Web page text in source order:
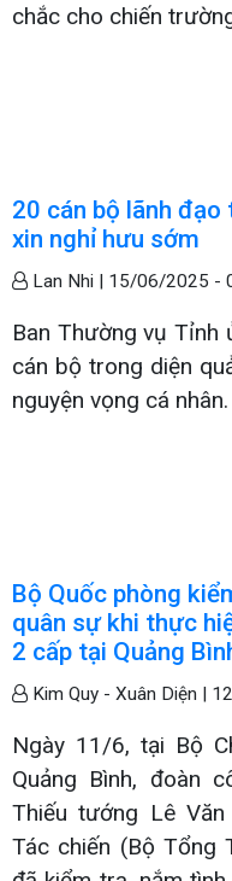
chắc cho chiến
20 cán bộ lãnh đạo
xin nghỉ hưu sớm
Lan Nhi | 15/06/2025 -
Ban Thường vụ Tỉnh
cán bộ trong diện
nguyện vọng cá nhân.
Bộ Quốc phòng
quân sự​​​​​​​ khi thực
2 cấp tại Quảng
Kim Quy - Xuân Diện |
Ngày 11/6, tại Bộ
Quảng Bình, đoàn
Thiếu tướng Lê
Tác chiến (Bộ Tổng